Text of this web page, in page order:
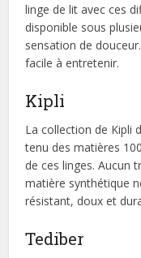
linge de lit avec ces
disponible sous
sensation de
facile à entretenir.
Kipli
La collection de Kipli
tenu des matières
de ces linges. Aucun
matière synthétique
résistant, doux et
Tediber